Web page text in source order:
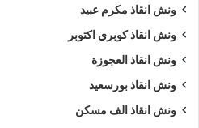
ونش انقاذ مكرم عبيد
ونش انقاذ كوبري اكتوبر
ونش انقاذ العجوزة
ونش انقاذ بورسعيد
ونش انقاذ الف مسكن